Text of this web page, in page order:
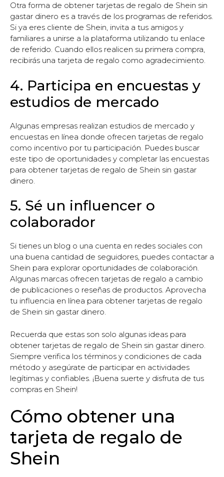
Otra forma de obtener tarjetas de regalo de Shein sin
gastar dinero es a través de los programas de referidos.
Si ya eres cliente de Shein, invita a tus amigos y
familiares a unirse a la plataforma utilizando tu enlace
de referido. Cuando ellos realicen su primera compra,
recibirás una tarjeta de regalo como agradecimiento.
4. Participa en encuestas y
estudios de mercado
Algunas empresas realizan estudios de mercado y
encuestas en línea donde ofrecen tarjetas de regalo
como incentivo por tu participación. Puedes buscar
este tipo de oportunidades y completar las encuestas
para obtener tarjetas de regalo de Shein sin gastar
dinero.
5. Sé un influencer o
colaborador
Si tienes un blog o una cuenta en redes sociales con
una buena cantidad de seguidores, puedes contactar a
Shein para explorar oportunidades de colaboración.
Algunas marcas ofrecen tarjetas de regalo a cambio
de publicaciones o reseñas de productos. Aprovecha
tu influencia en línea para obtener tarjetas de regalo
de Shein sin gastar dinero.
Recuerda que estas son solo algunas ideas para
obtener tarjetas de regalo de Shein sin gastar dinero.
Siempre verifica los términos y condiciones de cada
método y asegúrate de participar en actividades
legítimas y confiables. ¡Buena suerte y disfruta de tus
compras en Shein!
Cómo obtener una
tarjeta de regalo de
Shein